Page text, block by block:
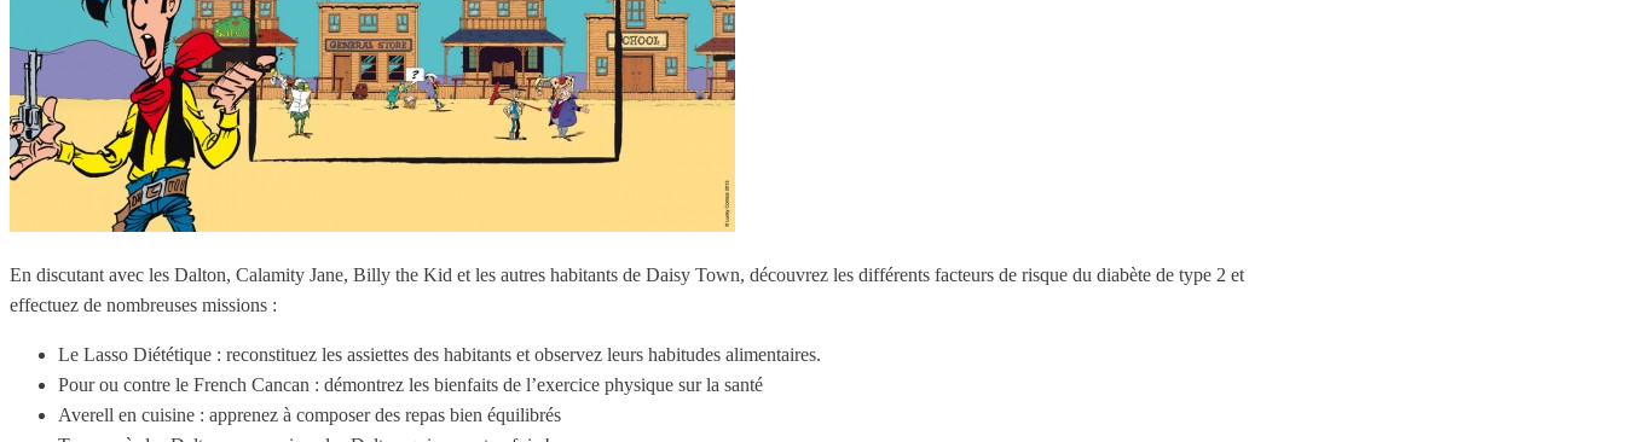
En discutant avec les Dalton, Calamity Jane, Billy the Kid et les autres habitants de Daisy Town, découvrez les différents facteurs de risque du diabète de type 2 et
effectuez de nombreuses missions :
Le Lasso Diététique : reconstituez les assiettes des habitants et observez leurs habitudes alimentaires.
Pour ou contre le French Cancan : démontrez les bienfaits de l’exercice physique sur la santé
Averell en cuisine : apprenez à composer des repas bien équilibrés